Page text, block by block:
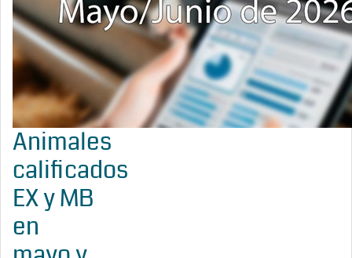
Animales
calificados
EX y MB
en